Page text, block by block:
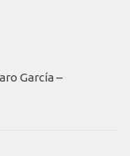
García –